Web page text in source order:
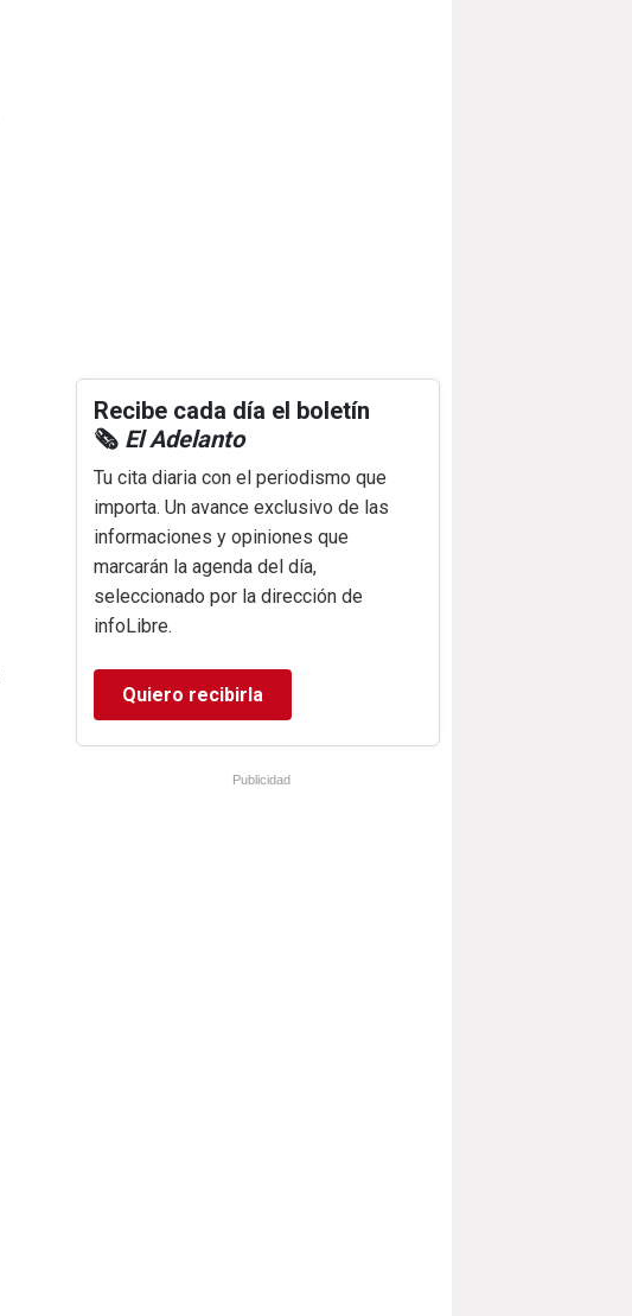
Recibe cada día el boletín
🗞️ El Adelanto
Tu cita diaria con el periodismo que
importa. Un avance exclusivo de las
informaciones y opiniones que
marcarán la agenda del día,
seleccionado por la dirección de
infoLibre.
Quiero recibirla
Publicidad